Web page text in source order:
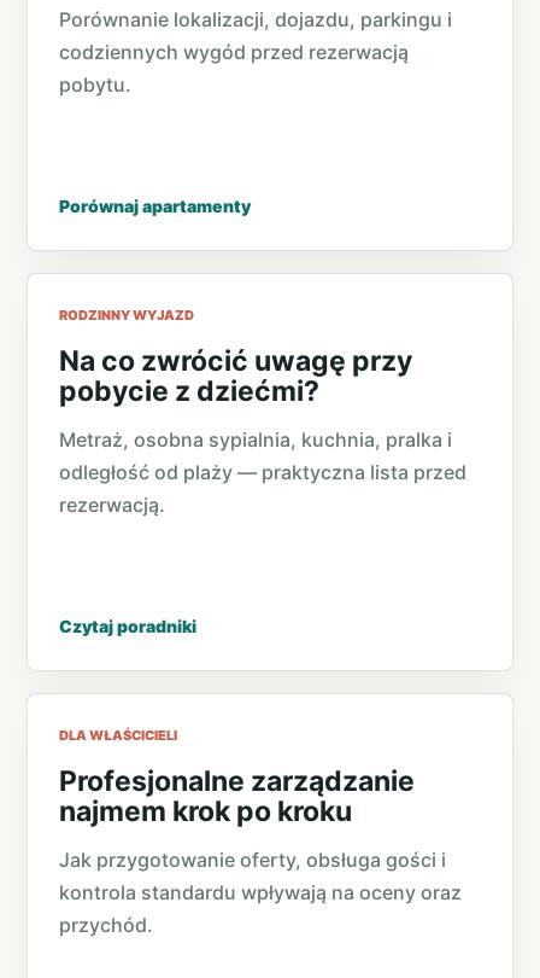
Porównanie lokalizacji, dojazdu, parkingu i
codziennych wygód przed rezerwacją
pobytu.
Porównaj apartamenty
RODZINNY WYJAZD
Na co zwrócić uwagę przy
pobycie z dziećmi?
Metraż, osobna sypialnia, kuchnia, pralka i
odległość od plaży — praktyczna lista przed
rezerwacją.
Czytaj poradniki
DLA WŁAŚCICIELI
Profesjonalne zarządzanie
najmem krok po kroku
Jak przygotowanie oferty, obsługa gości i
kontrola standardu wpływają na oceny oraz
przychód.